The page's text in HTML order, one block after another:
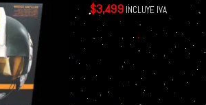
$3,499 INCLUYE IVA
LEER MÁS